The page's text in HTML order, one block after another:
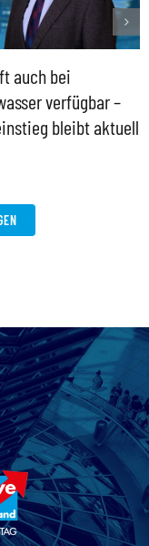
auch bei
verfügbar –
bleibt aktuell